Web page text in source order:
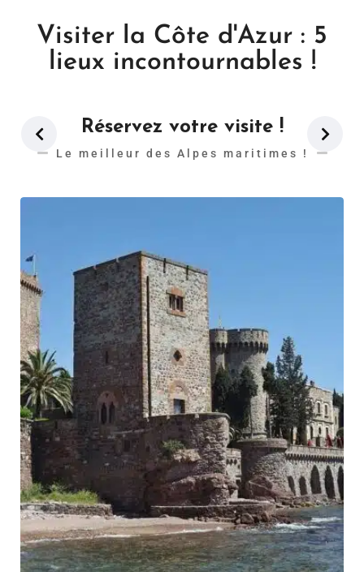
Visiter la Côte d'Azur : 5
lieux incontournables !
Réservez votre visite !
Le meilleur des Alpes maritimes !